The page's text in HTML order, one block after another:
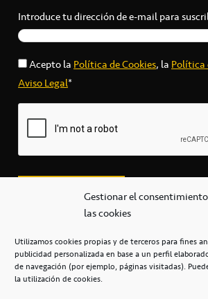
Gestionar el
las cookies
Utilizamos cookies propias y de terceros para fines
publicidad personalizada en base a un perfil
de navegación (por ejemplo, páginas visitadas).
la utilización de cookies.
Introduce tu dirección de e-mail para
Acepto laPolítica de Cookies, laPolítica
Aviso Legal*
+34 922 253 684